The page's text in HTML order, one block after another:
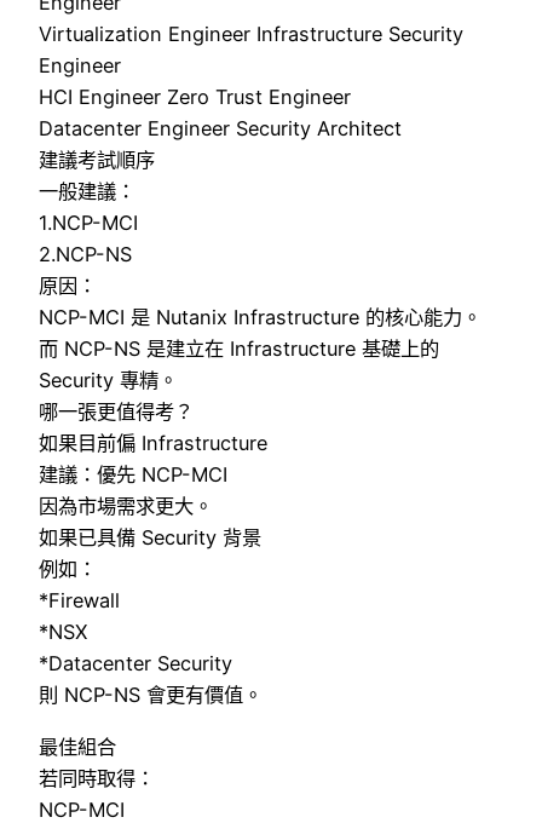
Virtualization Engineer Infrastructure Security
Engineer
HCI Engineer Zero Trust Engineer
Datacenter Engineer Security Architect
建議考試順序
一般建議：
1.NCP-MCI
2.NCP-NS
原因：
NCP-MCI 是 Nutanix Infrastructure 的核心能力。
而 NCP-NS 是建立在 Infrastructure 基礎上的
Security 專精。
哪一張更值得考？
如果目前偏 Infrastructure
建議：優先 NCP-MCI
因為市場需求更大。
如果已具備 Security 背景
例如：
*Firewall
*NSX
*Datacenter Security
則 NCP-NS 會更有價值。
最佳組合
若同時取得：
NCP-MCI